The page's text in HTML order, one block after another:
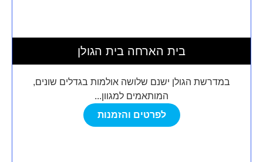
בית הארחה בית הגולן
במדרשת הגולן ישנם שלושה אולמות בגדלים שונים,
המותאמים למגוון...
לפרטים והזמנות